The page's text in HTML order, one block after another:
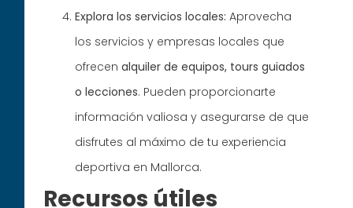
Explora los servicios locales: Aprovecha
los servicios y empresas locales que
ofrecenalquiler de equipos, tours guiados
o lecciones. Pueden proporcionarte
información valiosa y asegurarse de que
disfrutes al máximo de tu experiencia
deportiva en Mallorca.
Recursos útiles